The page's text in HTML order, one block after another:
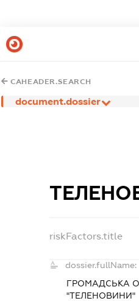
CAHEADER.SEARCH
document.dossier
riskFactors.title
dossier.fullName:
ГРОМАДСЬКА
"ТЕЛЕНОВИНИ"